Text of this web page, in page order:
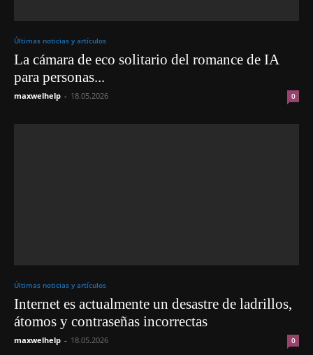
Últimas noticias y artículos
La cámara de eco solitario del romance de IA
para personas...
maxwelhelp - 18.05.2026 0
Últimas noticias y artículos
Internet es actualmente un desastre de ladrillos,
átomos y contraseñas incorrectas
maxwelhelp - 18.05.2026 0